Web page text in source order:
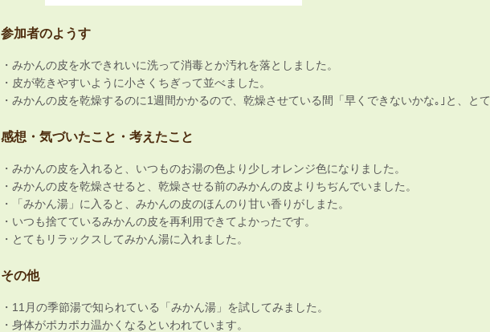
参加者のようす
・みかんの皮を水できれいに洗って消毒とか汚れを落としました。
・皮が乾きやすいように小さくちぎって並べました。
・みかんの皮を乾燥するのに1週間かかるので、乾燥させている間「早くできないかな｡｣と、と
感想・気づいたこと・考えたこと
・みかんの皮を入れると、いつものお湯の色より少しオレンジ色になりました。
・みかんの皮を乾燥させると、乾燥させる前のみかんの皮よりちぢんでいました。
・「みかん湯」に入ると、みかんの皮のほんのり甘い香りがしまた。
・いつも捨てているみかんの皮を再利用できてよかったです。
・とてもリラックスしてみかん湯に入れました。
その他
・11月の季節湯で知られている「みかん湯」を試してみました。
・身体がポカポカ温かくなるといわれています。